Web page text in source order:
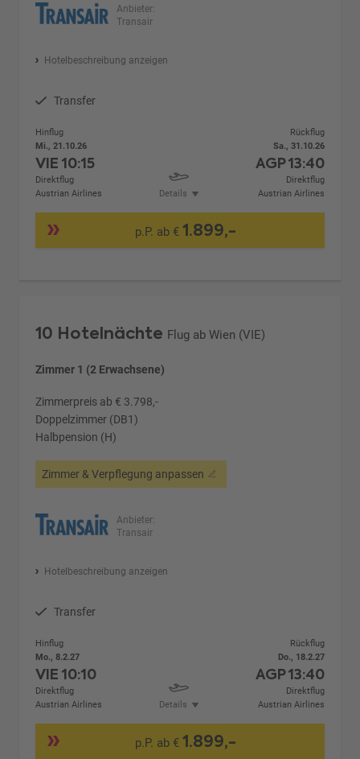
Anbieter:
Transair
Hotelbeschreibung anzeigen
Transfer
Hinflug
Mi., 21.10.26
VIE10:15
Direktflug
Austrian Airlines
Details
Rückflug
Sa., 31.10.26
AGP13:40
Direktflug
Austrian Airlines
p.P. ab €1.899,-
10 Hotelnächte Flug ab Wien (VIE)
Zimmer 1 (2 Erwachsene)
Zimmerpreis ab € 3.798,-
Doppelzimmer (DB1)
Halbpension (H)
Zimmer & Verpflegung anpassen
Anbieter:
Transair
Hotelbeschreibung anzeigen
Transfer
Hinflug
Mo., 8.2.27
VIE10:10
Direktflug
Austrian Airlines
Details
Rückflug
Do., 18.2.27
AGP13:40
Direktflug
Austrian Airlines
p.P. ab €1.899,-